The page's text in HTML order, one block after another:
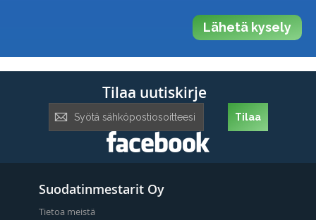
Lähetä kysely
Tilaa uutiskirje
uutiskirje:
Tilaa
Suodatinmestarit Oy
Tietoa meistä